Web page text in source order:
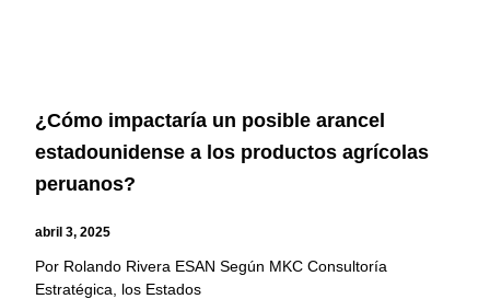
¿Cómo impactaría un posible arancel
estadounidense a los productos agrícolas
peruanos?
abril 3, 2025
Por Rolando Rivera ESAN Según MKC Consultoría
Estratégica, los Estados